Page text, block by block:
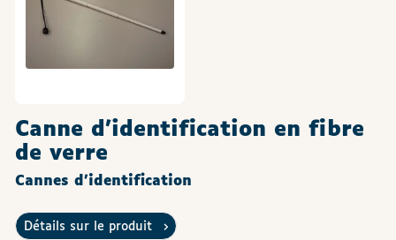
Canne d’identification en fibre
de verre
Cannes d'identification
Détails sur le produit